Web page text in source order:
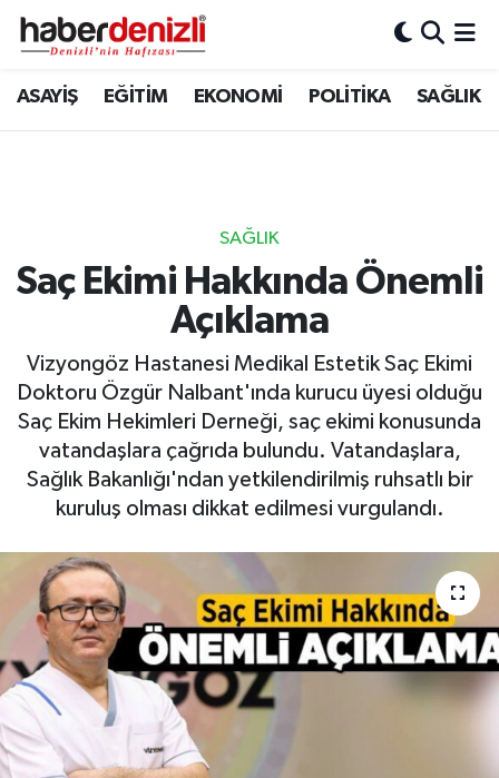
ASAYİŞ EĞİTİM EKONOMİ POLİTİKA SAĞLIK
SAĞLIK
Saç Ekimi Hakkında Önemli
Açıklama
Vizyongöz Hastanesi Medikal Estetik Saç Ekimi
Doktoru Özgür Nalbant'ında kurucu üyesi olduğu
Saç Ekim Hekimleri Derneği, saç ekimi konusunda
vatandaşlara çağrıda bulundu. Vatandaşlara,
Sağlık Bakanlığı'ndan yetkilendirilmiş ruhsatlı bir
kuruluş olması dikkat edilmesi vurgulandı.
Denizli Nöbetçi Eczaneler
Tüm Manşetler
Son Dakika Haberleri
Haber Arşivi